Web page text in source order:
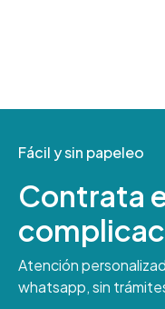
Fácil y sin papeleo
Contrata
Atención
whatsapp, sin